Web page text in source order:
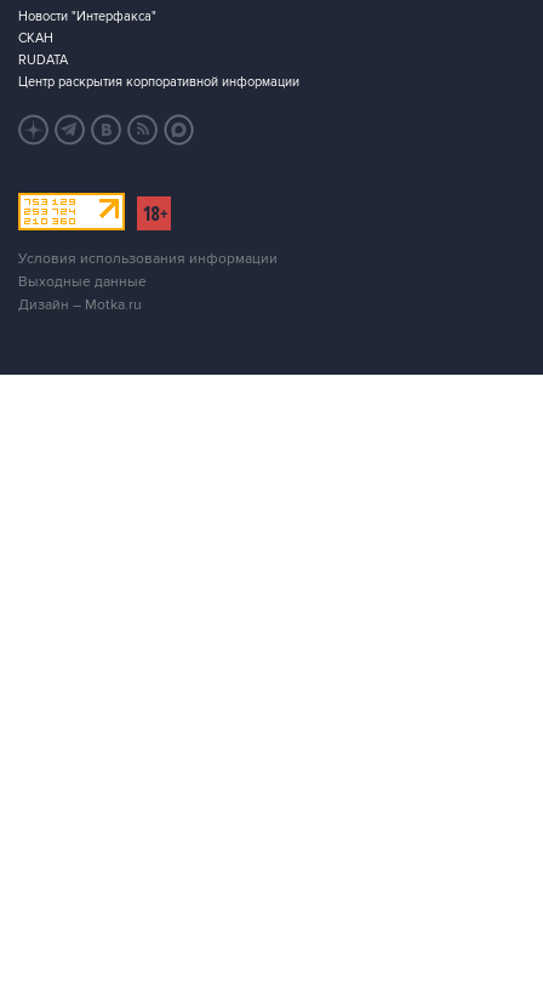
Новости "Интерфакса"
СКАН
RUDATA
Центр раскрытия корпоративной информации
Условия использования информации
Выходные данные
Дизайн – Motka.ru